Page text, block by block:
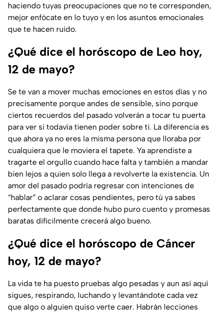
haciendo tuyas preocupaciones que no te corresponden,
mejor enfócate en lo tuyo y en los asuntos emocionales
que te hacen ruido.
¿Qué dice el horóscopo de Leo hoy,
12 de mayo?
Se te van a mover muchas emociones en estos días y no
precisamente porque andes de sensible, sino porque
ciertos recuerdos del pasado volverán a tocar tu puerta
para ver si todavía tienen poder sobre ti. La diferencia es
que ahora ya no eres la misma persona que lloraba por
cualquiera que le moviera el tapete. Ya aprendiste a
tragarte el orgullo cuando hace falta y también a mandar
bien lejos a quien solo llega a revolverte la existencia. Un
amor del pasado podría regresar con intenciones de
“hablar” o aclarar cosas pendientes, pero tú ya sabes
perfectamente que donde hubo puro cuento y promesas
baratas difícilmente crecerá algo bueno.
¿Qué dice el horóscopo de Cáncer
hoy, 12 de mayo?
La vida te ha puesto pruebas algo pesadas y aun así aquí
sigues, respirando, luchando y levantándote cada vez
que algo o alguien quiso verte caer. Habrán lecciones